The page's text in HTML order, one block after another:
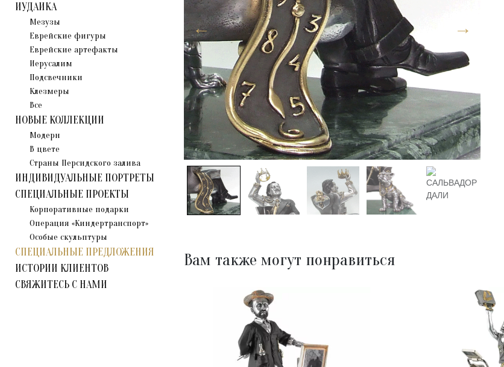
ИУДАИКА
Мезузы
Eврейские фигуры
Еврейские артефакты
Иерусалим
Подсвечники
Клезмеры
Все
НОВЫЕ КОЛЛЕКЦИИ
Модерн
В цвете
Страны Персидского залива
ИНДИВИДУАЛЬНЫЕ ПОРТРЕТЫ
СПЕЦИАЛЬНЫЕ ПРОЕКТЫ
Корпоративные подарки
Операция «Киндертранспорт»
Особые скульптуры
СПЕЦИАЛЬНЫЕ ПРЕДЛОЖЕНИЯ
ИСТОРИИ КЛИЕНТОВ
СВЯЖИТЕСЬ С НАМИ
Вам также могут понравиться